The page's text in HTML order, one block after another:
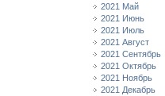
2021 Май
2021 Июнь
2021 Июль
2021 Август
2021 Сентябрь
2021 Октябрь
2021 Ноябрь
2021 Декабрь